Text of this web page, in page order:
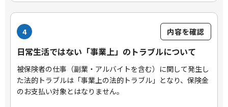
4 内容を確認
日常生活ではない「事業上」のトラブルについて
被保険者の仕事（副業・アルバイトを含む）に関して発生し
た法的トラブルは「事業上の法的トラブル」となり、保険金
のお支払い対象とはなりません。